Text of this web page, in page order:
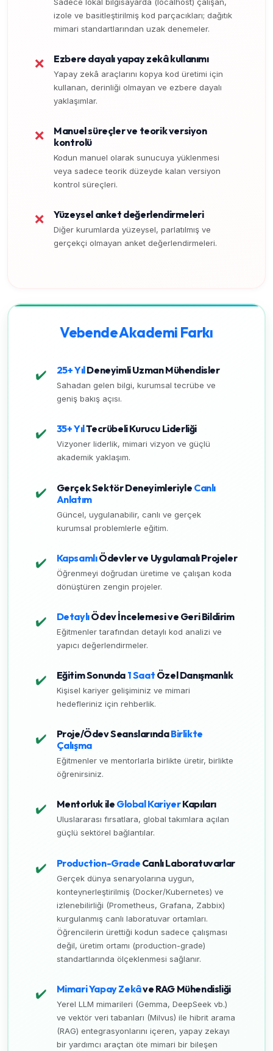
izole ve basitleştirilmiş kod parçacıkları; dağıtık
mimari standartlarından uzak denemeler.
❌ Ezbere dayalı yapay zekâ kullanımı
Yapay zekâ araçlarını kopya kod üretimi için
kullanan, derinliği olmayan ve ezbere dayalı
yaklaşımlar.
❌
Manuel süreçler ve teorik versiyon
kontrolü
Kodun manuel olarak sunucuya yüklenmesi
veya sadece teorik düzeyde kalan versiyon
kontrol süreçleri.
❌ Yüzeysel anket değerlendirmeleri
Diğer kurumlarda yüzeysel, parlatılmış ve
gerçekçi olmayan anket değerlendirmeleri.
Vebende Akademi Farkı
✔️ 25+ YılDeneyimli Uzman Mühendisler
Sahadan gelen bilgi, kurumsal tecrübe ve
geniş bakış açısı.
✔️ 35+ YılTecrübeli Kurucu Liderliği
Vizyoner liderlik, mimari vizyon ve güçlü
akademik yaklaşım.
✔️ Gerçek Sektör Deneyimleriyle Canlı
Anlatım
Güncel, uygulanabilir, canlı ve gerçek
kurumsal problemlerle eğitim.
✔️ KapsamlıÖdevler ve Uygulamalı Projeler
Öğrenmeyi doğrudan üretime ve çalışan koda
dönüştüren zengin projeler.
✔️ DetaylıÖdev İncelemesi ve Geri Bildirim
Eğitmenler tarafından detaylı kod analizi ve
yapıcı değerlendirmeler.
✔️ Eğitim Sonunda 1 Saat Özel Danışmanlık
Kişisel kariyer gelişiminiz ve mimari
hedefleriniz için rehberlik.
✔️ Proje/Ödev SeanslarındaBirlikte
Çalışma
Eğitmenler ve mentorlarla birlikte üretir, birlikte
öğrenirsiniz.
✔️ Mentorluk ile Global KariyerKapıları
Uluslararası fırsatlara, global takımlara açılan
güçlü sektörel bağlantılar.
✔️ Production-Grade Canlı Laboratuvarlar
Gerçek dünya senaryolarına uygun,
konteynerleştirilmiş (Docker/Kubernetes) ve
izlenebilirliği (Prometheus, Grafana, Zabbix)
kurgulanmış canlı laboratuvar ortamları.
Öğrencilerin ürettiği kodun sadece çalışması
değil, üretim ortamı (production-grade)
standartlarında ölçeklenmesi sağlanır.
✔️ Mimari Yapay Zekâve RAG Mühendisliği
Yerel LLM mimarileri (Gemma, DeepSeek vb.)
ve vektör veri tabanları (Milvus) ile hibrit arama
(RAG) entegrasyonlarını içeren, yapay zekayı
bir yardımcı araçtan öte mimari bir bileşen